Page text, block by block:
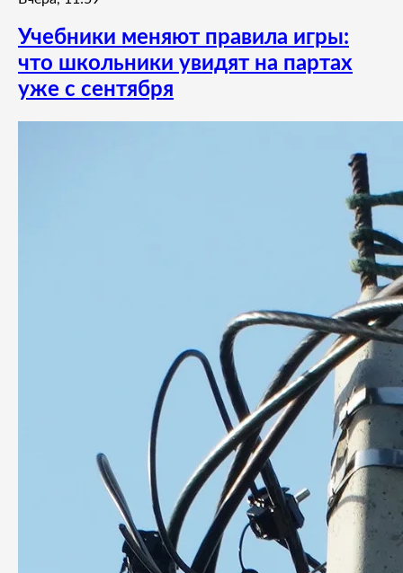
Учебники меняют правила игры:
что школьники увидят на партах
уже с сентября